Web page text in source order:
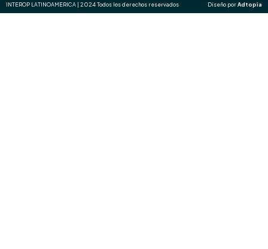
INTEROP LATINOAMERICA | 2024 Todos los derechos reservados Diseño porAdtopia